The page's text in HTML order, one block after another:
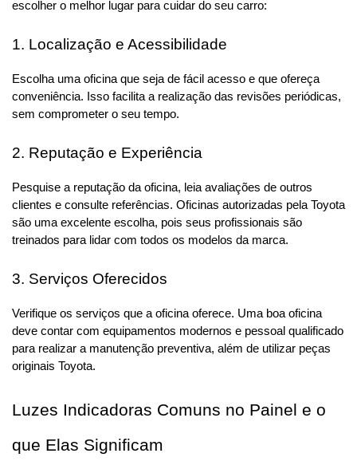
escolher o melhor lugar para cuidar do seu carro:
1. Localização e Acessibilidade
Escolha uma oficina que seja de fácil acesso e que ofereça
conveniência. Isso facilita a realização das revisões periódicas,
sem comprometer o seu tempo.
2. Reputação e Experiência
Pesquise a reputação da oficina, leia avaliações de outros
clientes e consulte referências. Oficinas autorizadas pela Toyota
são uma excelente escolha, pois seus profissionais são
treinados para lidar com todos os modelos da marca.
3. Serviços Oferecidos
Verifique os serviços que a oficina oferece. Uma boa oficina
deve contar com equipamentos modernos e pessoal qualificado
para realizar a manutenção preventiva, além de utilizar peças
originais Toyota.
Luzes Indicadoras Comuns no Painel e o
que Elas Significam